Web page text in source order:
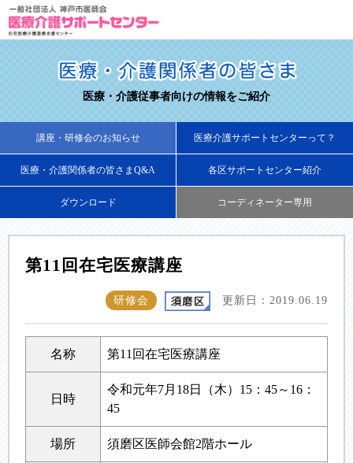
医療・介護従事者向けの情報をご紹介
講座・研修会のお知らせ 医療介護サポートセンターって？
医療・介護関係者の皆さまQ&A 各区サポートセンター紹介
ダウンロード コーディネーター専用
第11回在宅医療講座
研修会 更新日：2019.06.19
名称 第11回在宅医療講座
日時
令和元年7月18日（木）15：45～16：
45
場所 須磨区医師会館2階ホール